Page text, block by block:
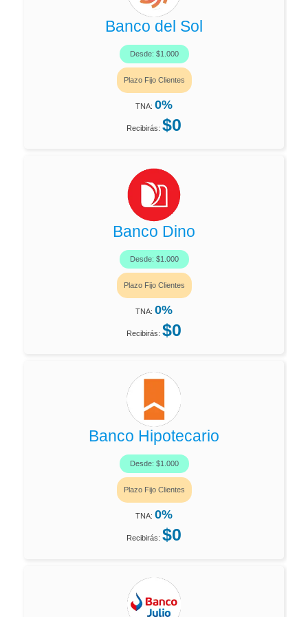
Banco del Sol
Desde: $1.000
Plazo Fijo Clientes
TNA: 0%
Recibirás: $0
Banco Dino
Desde: $1.000
Plazo Fijo Clientes
TNA: 0%
Recibirás: $0
Banco Hipotecario
Desde: $1.000
Plazo Fijo Clientes
TNA: 0%
Recibirás: $0